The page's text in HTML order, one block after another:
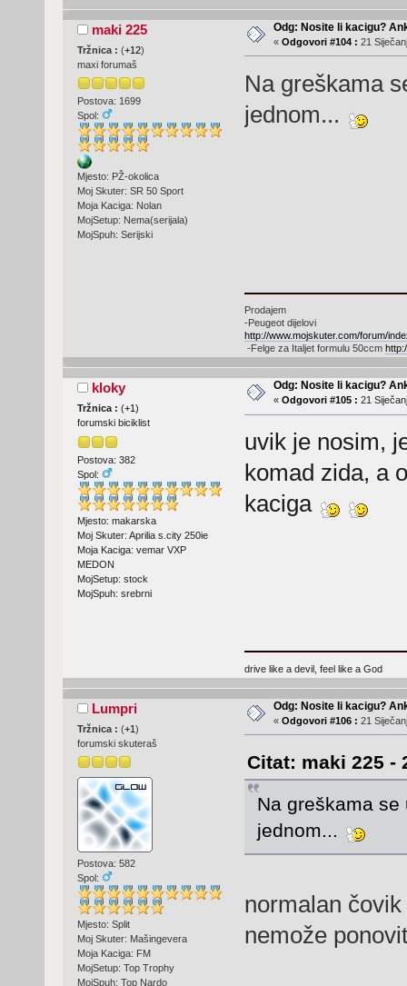
maki 225
Tržnica : (+12)
maxi forumaš
Postova: 1699
Spol:
Mjesto: PŽ-okolica
Moj Skuter: SR 50 Sport
Moja Kaciga: Nolan
MojSetup: Nema(serijala)
MojSpuh: Serijski
Odg: Nosite li kacigu?
« Odgovori #104 : 21
Na greškama
jednom...
Prodajem
-Peugeot dijelovi
http://www.mojskuter.com/forum/
-Felge za Italjet formulu 50ccm
kloky
Tržnica : (+1 )
forumski biciklist
Postova: 382
Spol:
Mjesto: makarska
Moj Skuter: Aprilia s.city 250ie
Moja Kaciga: vemar VXP
MEDON
MojSetup: stock
MojSpuh: srebrni
Odg: Nosite li kacigu?
« Odgovori #105 : 21
uvik je nosim,
komad zida, a
kaciga
drive like a devil, feel like a God
Lumpri
Tržnica : (+1)
forumski skuteraš
Postova: 582
Spol:
Mjesto: Split
Moj Skuter: Mašingevera
Moja Kaciga: FM
MojSetup: Top Trophy
MojSpuh: Top Nardo
Odg: Nosite li kacigu?
« Odgovori #106 : 21
Citat: maki 225 -
Na greškama
jednom...
normalan
nemože ponovit